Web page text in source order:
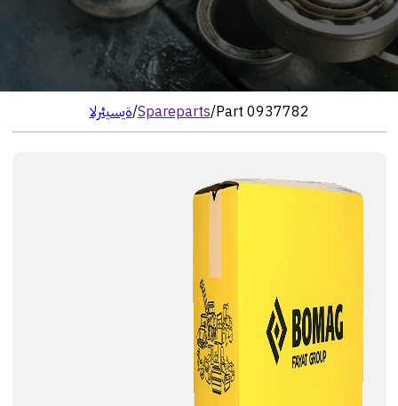
الرئيسية/Spareparts/Part 0937782